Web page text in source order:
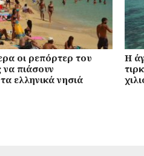
οι ρεπόρτερ του
πιάσουν
ελληνικά νησιά
Η